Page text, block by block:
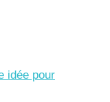
idée pour